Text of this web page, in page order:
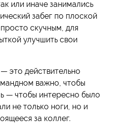
или иначе занимались
забег по плоской
скучным, для
улучшить свои
это действительно
важно, чтобы
— чтобы интересно было
не только ноги, но и
за коллег.